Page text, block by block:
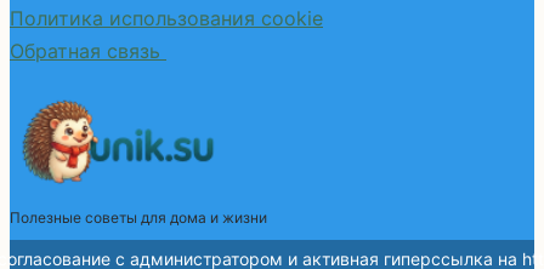
Политика использования cookie
Обратная связь
Полезные советы для дома и жизни